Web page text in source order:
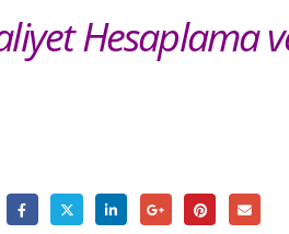
Hesaplama